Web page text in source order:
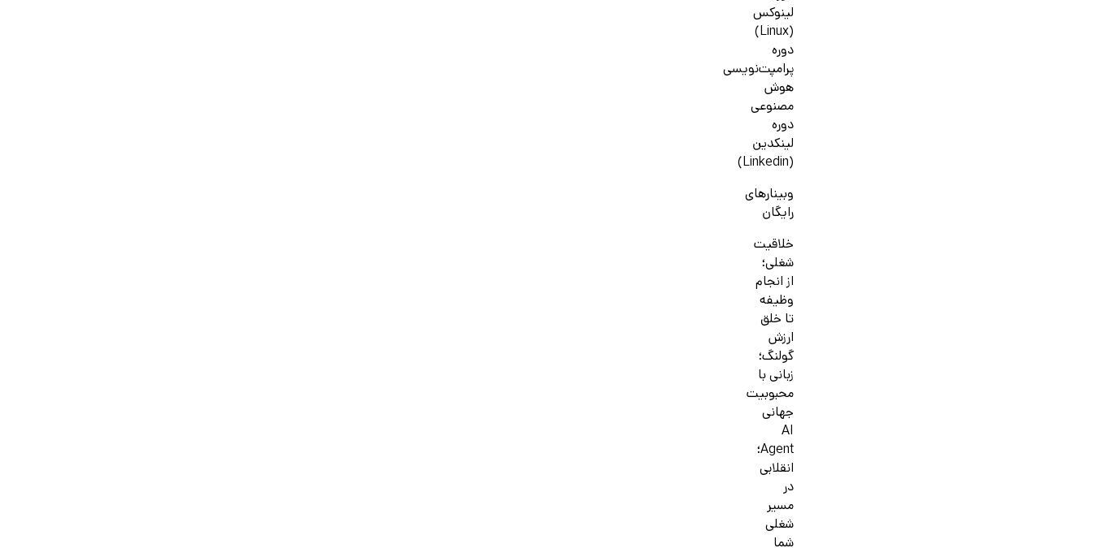
لینوکس
(Linux)
دوره
پرامپت‌نویسی
هوش
مصنوعی
دوره
لینکدین
(Linkedin)
وبینارهای
رایگان
خلاقیت
شغلی؛
از انجام
وظیفه
تا خلق
ارزش
گولنگ؛
زبانی با
محبوبیت
جهانی
AI
Agent؛
انقلابی
در
مسیر
شغلی